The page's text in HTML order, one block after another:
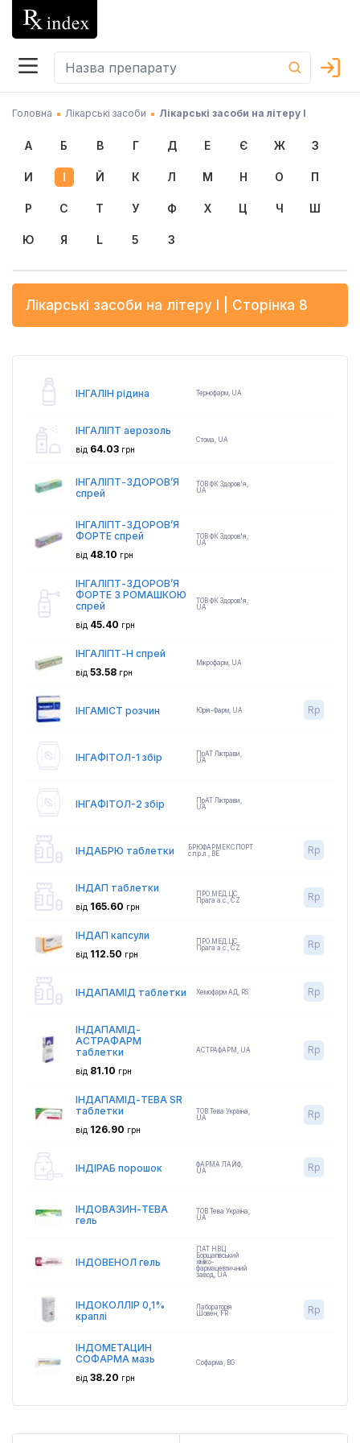
Головна Лікарські засоби Лікарські засоби на літеру І
А Б В Г Д Е Є Ж З
И І Й К Л М Н О П
Р С Т У Ф Х Ц Ч Ш
Ю Я L 5 3
Лікарські засоби на літеру | Сторінка 8
ІНГАЛІН рідина Тернофарм, UA
ІНГАЛІПТ аерозоль
від 64.03 грн
Стома, UA
ІНГАЛІПТ-ЗДОРОВ’Я
спрей
ТОВ ФК Здоров'я
UA
ІНГАЛІПТ-ЗДОРОВ’Я
ФОРТЕ спрей
від 48.10 грн
ТОВ ФК Здоров'я,
UA
ІНГАЛІПТ-ЗДОРОВ’Я
ФОРТЕ З РОМАШКОЮ
спрей
від 45.40 грн
ТОВ ФК Здоров'я,
UA
ІНГАЛІПТ-Н спрей
від 53.58 грн
Мікрофарм, UA
ІНГАМІСТ розчин Юрія-Фарм, UA Rp
ІНГАФІТОЛ-1 збір ПрАТ Ліктрави
UA
ІНГАФІТОЛ-2 збір ПрАТ Ліктрави
UA
ІНДАБРЮ таблетки
БРЮФАРМЕКСПОРТ
с.п.р.л.
BE Rp
ІНДАП таблетки
від 165.60 грн
ПРО.МЕД.ЦС
Прага а.с., CZ Rp
ІНДАП капсули
від 112.50 грн
ПРО.МЕД.ЦС
Прага а.с., CZ Rp
ІНДАПАМІД таблетки Хемофарм АД RS Rp
ІНДАПАМІД-
АСТРАФАРМ
таблетки
від 81.10 грн
АСТРАФАРМ , UA Rp
ІНДАПАМІД-ТЕВА SR
таблетки
від 126.90 грн
ТОВ Тева Україна,
UA
Rp
ІНДІРАБ порошок ФАРМА ЛАЙФ,
UA
Rp
ІНДОВАЗИН-ТЕВА
гель
ТОВ Тева Україна
UA
ІНДОВЕНОЛ гель
ПАТ НВЦ
Борщагівський
хіміко-
фармацевтичний
завод, UA
ІНДОКОЛЛІР 0,1%
краплі
Лабораторія
Шовен, FR Rp
ІНДОМЕТАЦИН
СОФАРМА мазь
від 38.20 грн
Софарма, BG